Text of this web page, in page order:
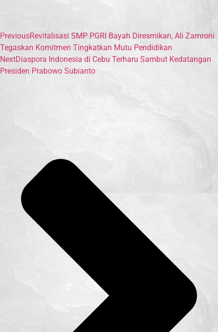
PreviousRevitalisasi SMP PGRI Bayah Diresmikan, Ali Zamroni
Tegaskan Komitmen Tingkatkan Mutu Pendidikan
NextDiaspora Indonesia di Cebu Terharu Sambut Kedatangan
Presiden Prabowo Subianto